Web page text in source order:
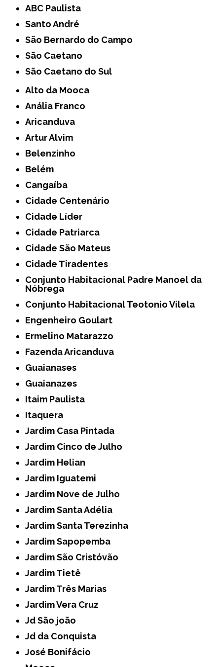
ABC Paulista
Santo André
São Bernardo do Campo
São Caetano
São Caetano do Sul
Alto da Mooca
Anália Franco
Aricanduva
Artur Alvim
Belenzinho
Belém
Cangaíba
Cidade Centenário
Cidade Líder
Cidade Patriarca
Cidade São Mateus
Cidade Tiradentes
Conjunto Habitacional Padre Manoel da
Nóbrega
Conjunto Habitacional Teotonio Vilela
Engenheiro Goulart
Ermelino Matarazzo
Fazenda Aricanduva
Guaianases
Guaianazes
Itaim Paulista
Itaquera
Jardim Casa Pintada
Jardim Cinco de Julho
Jardim Helian
Jardim Iguatemi
Jardim Nove de Julho
Jardim Santa Adélia
Jardim Santa Terezinha
Jardim Sapopemba
Jardim São Cristóvão
Jardim Tietê
Jardim Três Marias
Jardim Vera Cruz
Jd São joão
Jd da Conquista
José Bonifácio